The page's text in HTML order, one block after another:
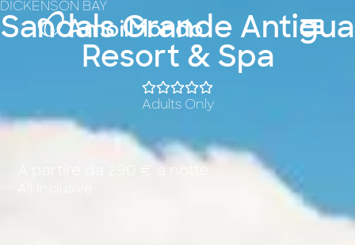
DICKENSON BAY
Sandals Grande Antigua
Resort & Spa
Adults Only
A partire da 290 € a notte